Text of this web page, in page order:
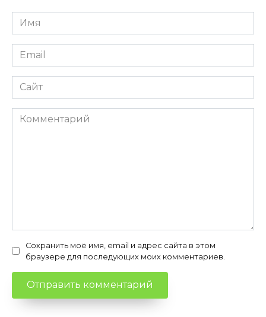
Имя
*
Email
*
Сайт
Комментарий
Сохранить моё имя, email и адрес сайта в этом
браузере для последующих моих комментариев.